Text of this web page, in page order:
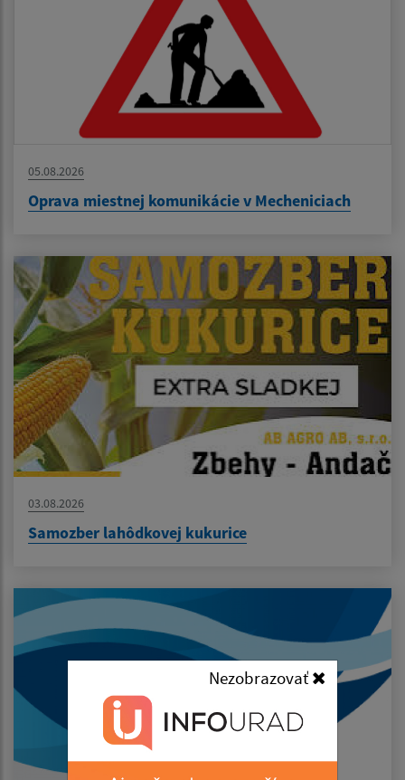
Nezobrazovať
05.08.2026
Oprava miestnej komunikácie v Mecheniciach
03.08.2026
Samozber lahôdkovej kukurice